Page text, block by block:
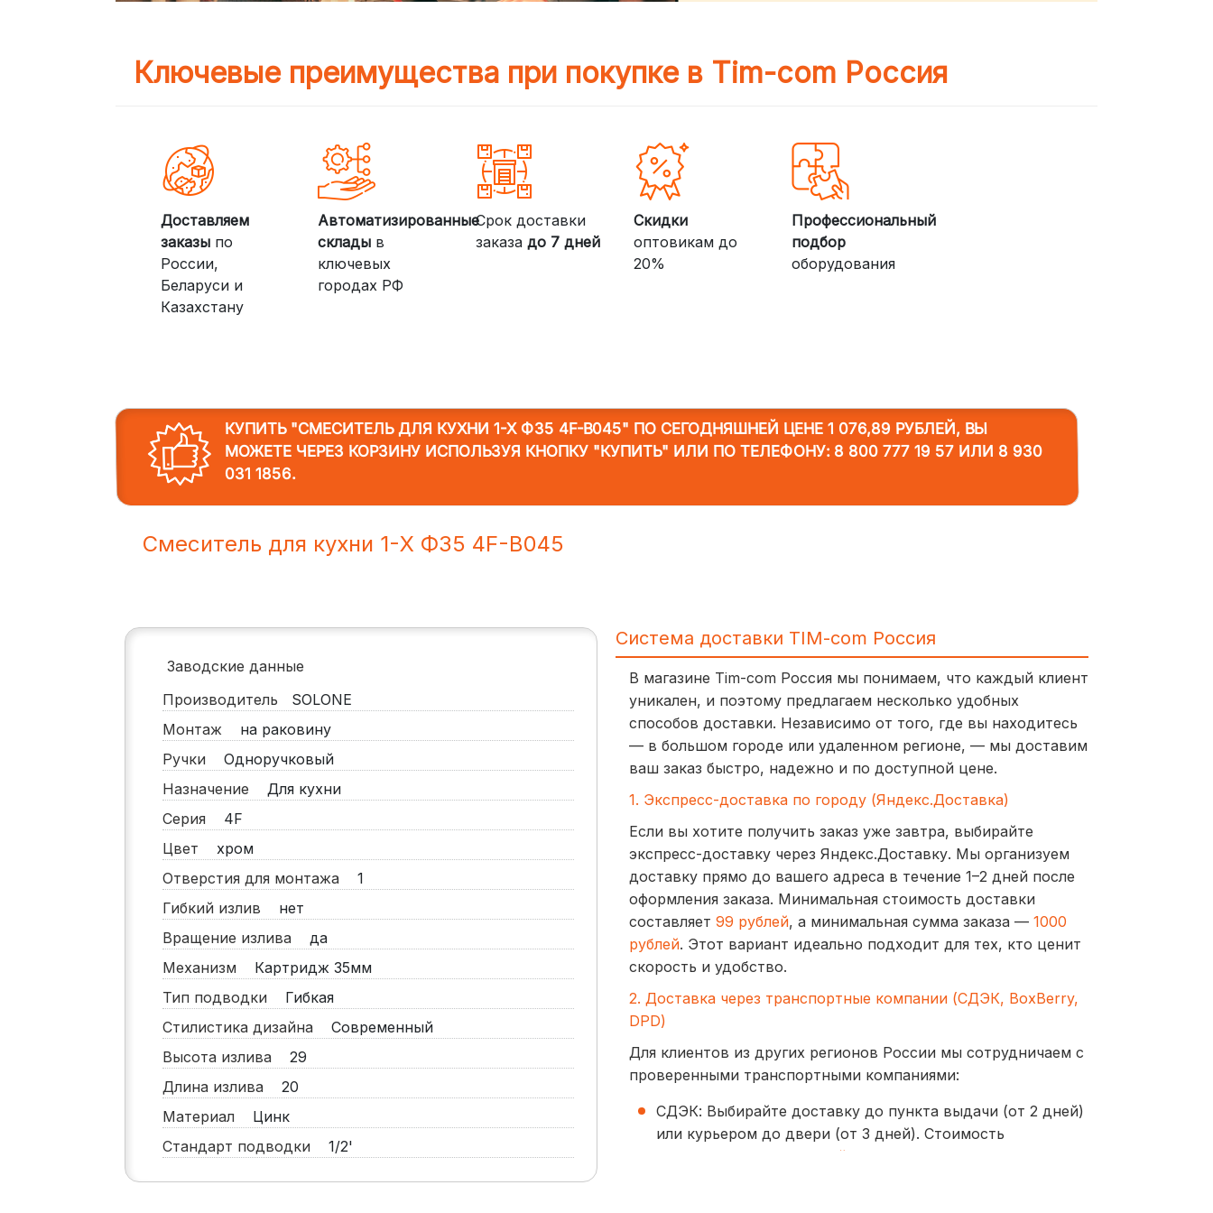
Ключевые преимущества при покупке в Tim-com Россия
Доставляем
заказыпо
России,
Беларуси и
Казахстану
Автоматизированные
склады в
ключевых
городах РФ
Срок доставки
заказадо 7 дней
Скидки
оптовикам до
20%
Профессиональный
подбор
оборудования
КУПИТЬ "СМЕСИТЕЛЬ ДЛЯ КУХНИ 1-X Ф35 4F-B045"ПО СЕГОДНЯШНЕЙ ЦЕНЕ 1 076,89 РУБЛЕЙ, ВЫ
МОЖЕТЕ ЧЕРЕЗ КОРЗИНУ ИСПОЛЬЗУЯ КНОПКУ "КУПИТЬ" ИЛИ ПО ТЕЛЕФОНУ: 8 800 777 19 57ИЛИ 8 930
031 1856.
Смеситель для кухни 1-X Ф35 4F-B045
Заводские данные
Производитель
SOLONE
Монтаж
на раковину
Ручки
Одноручковый
Назначение
Для кухни
Серия
4F
Цвет
хром
Отверстия для монтажа
1
Гибкий излив
нет
Вращение излива
да
Механизм
Картридж 35мм
Тип подводки
Гибкая
Стилистика дизайна
Современный
Высота излива
29
Длина излива
20
Материал
Цинк
Стандарт подводки
1/2'
Система доставки TIM-com Россия
В магазине Tim-com Россия мы понимаем, что каждый клиент
уникален, и поэтому предлагаем несколько удобных
способов доставки. Независимо от того, где вы находитесь
— в большом городе или удаленном регионе, — мы доставим
ваш заказ быстро, надежно и по доступной цене.
1. Экспресс-доставка по городу (Яндекс.Доставка)
Если вы хотите получить заказ уже завтра, выбирайте
экспресс-доставку через Яндекс.Доставку. Мы организуем
доставку прямо до вашего адреса в течение 1–2 дней после
оформления заказа. Минимальная стоимость доставки
составляет 99 рублей, а минимальная сумма заказа — 1000
рублей. Этот вариант идеально подходит для тех, кто ценит
скорость и удобство.
2. Доставка через транспортные компании (СДЭК, BoxBerry,
DPD)
Для клиентов из других регионов России мы сотрудничаем с
проверенными транспортными компаниями:
СДЭК: Выбирайте доставку до пункта выдачи (от 2 дней)
или курьером до двери (от 3 дней). Стоимость
300 рублей